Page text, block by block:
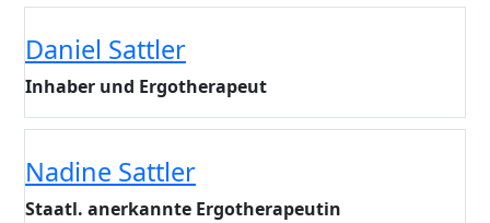
Daniel Sattler
Inhaber und Ergotherapeut
Nadine Sattler
Staatl. anerkannte Ergotherapeutin